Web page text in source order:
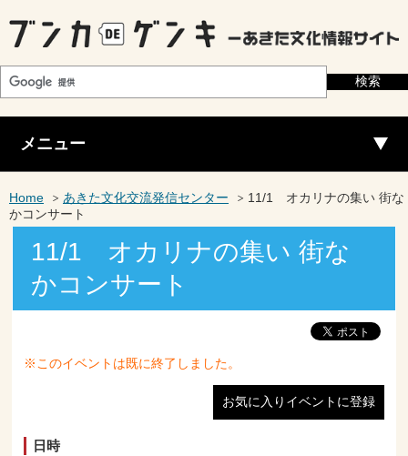
メニュー
Home あきた文化交流発信センター
11/1 オカリナの集い 街な
かコンサート
11/1 オカリナの集い 街な
かコンサート
※このイベントは既に終了しました。
お気に入りイベントに登録
日時